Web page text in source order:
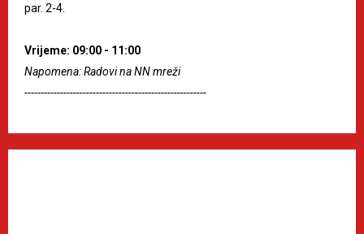
par. 2-4.
Vrijeme: 09:00 - 11:00
Napomena: Radovi na NN mreži
--------------------------------------------------------